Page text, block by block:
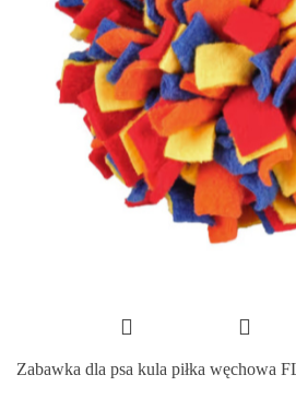
Zabawka dla psa kula piłka węchowa